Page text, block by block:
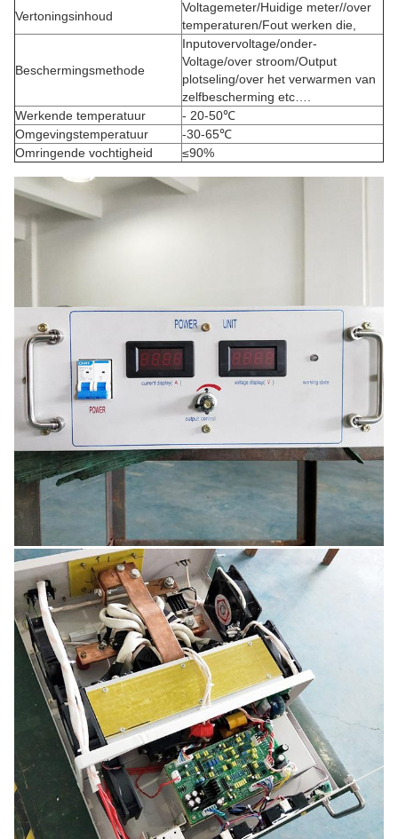
Vertoningsinhoud
Voltagemeter/Huidige meter//over
temperaturen/Fout werken die,
Beschermingsmethode
Inputovervoltage/onder-
Voltage/over stroom/Output
plotseling/over het verwarmen van
zelfbescherming etc….
Werkende temperatuur
- 20-50℃
Omgevingstemperatuur
-30-65℃
Omringende vochtigheid
≤90%